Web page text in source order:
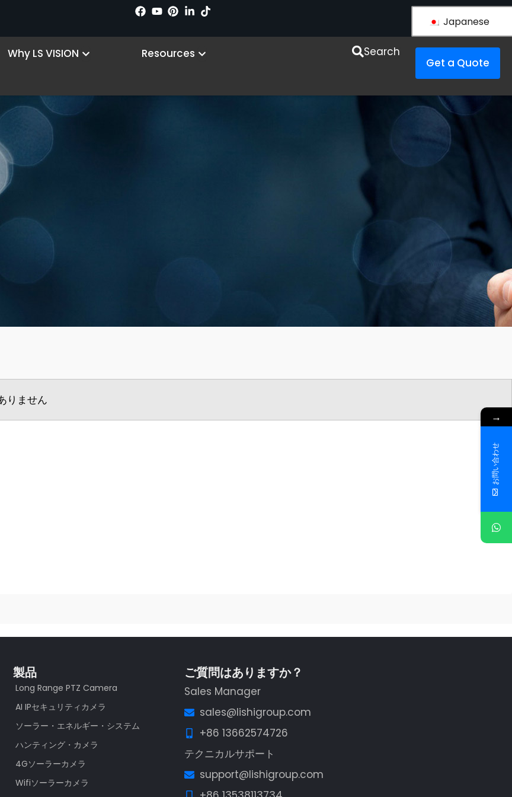
Japanese
Why LS VISION Open Why LS VISION
Resources Open Resources
Search
Get a Quote
Download Center
りません
製品
Long Range PTZ Camera
AI IPセキュリティカメラ
ソーラー・エネルギー・システム
ハンティング・カメラ
4Gソーラーカメラ
Wifiソーラーカメラ
ご質問はありますか？
Sales Manager
sales@lishigroup.com
+86 13662574726
テクニカルサポート
support@lishigroup.com
→
お問い合わせ